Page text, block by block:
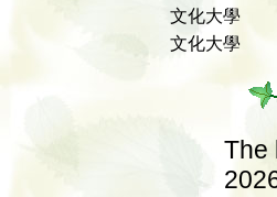
文化大學
文化大學
The